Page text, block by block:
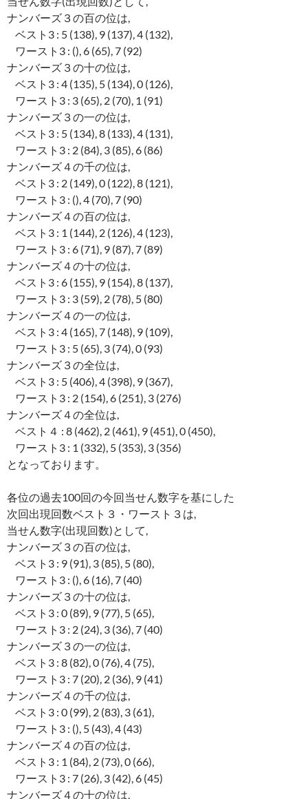
ナンバーズ３の百の位は,
ベスト3 : 5 (138), 9 (137), 4 (132),
ワースト3 : (), 6 (65), 7 (92)
ナンバーズ３の十の位は,
ベスト3 : 4 (135), 5 (134), 0 (126),
ワースト3 : 3 (65), 2 (70), 1 (91)
ナンバーズ３の一の位は,
ベスト3 : 5 (134), 8 (133), 4 (131),
ワースト3 : 2 (84), 3 (85), 6 (86)
ナンバーズ４の千の位は,
ベスト3 : 2 (149), 0 (122), 8 (121),
ワースト3 : (), 4 (70), 7 (90)
ナンバーズ４の百の位は,
ベスト3 : 1 (144), 2 (126), 4 (123),
ワースト3 : 6 (71), 9 (87), 7 (89)
ナンバーズ４の十の位は,
ベスト3 : 6 (155), 9 (154), 8 (137),
ワースト3 : 3 (59), 2 (78), 5 (80)
ナンバーズ４の一の位は,
ベスト3 : 4 (165), 7 (148), 9 (109),
ワースト3 : 5 (65), 3 (74), 0 (93)
ナンバーズ３の全位は,
ベスト3 : 5 (406), 4 (398), 9 (367),
ワースト3 : 2 (154), 6 (251), 3 (276)
ナンバーズ４の全位は,
ベスト４ : 8 (462), 2 (461), 9 (451), 0 (450),
ワースト3 : 1 (332), 5 (353), 3 (356)
となっております。
各位の過去100回の今回当せん数字を基にした
次回出現回数ベスト３・ワースト３は,
当せん数字(出現回数)として,
ナンバーズ３の百の位は,
ベスト3 : 9 (91), 3 (85), 5 (80),
ワースト3 : (), 6 (16), 7 (40)
ナンバーズ３の十の位は,
ベスト3 : 0 (89), 9 (77), 5 (65),
ワースト3 : 2 (24), 3 (36), 7 (40)
ナンバーズ３の一の位は,
ベスト3 : 8 (82), 0 (76), 4 (75),
ワースト3 : 7 (20), 2 (36), 9 (41)
ナンバーズ４の千の位は,
ベスト3 : 0 (99), 2 (83), 3 (61),
ワースト3 : (), 5 (43), 4 (43)
ナンバーズ４の百の位は,
ベスト3 : 1 (84), 2 (73), 0 (66),
ワースト3 : 7 (26), 3 (42), 6 (45)
ナンバーズ４の十の位は,